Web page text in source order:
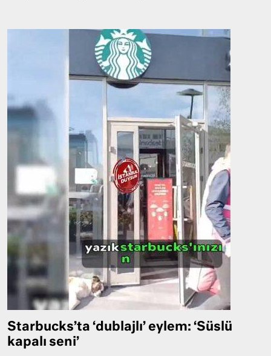
Starbucks’ta ‘dublajlı’ eylem: ‘Süslü
kapalı seni’